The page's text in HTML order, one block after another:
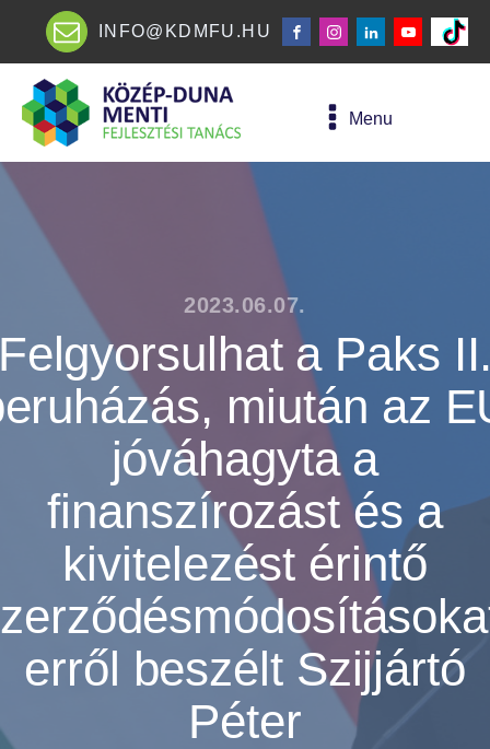
INFO@KDMFU.HU
Menu
2023.06.07.
a Paks
miután az
jóváhagyta a
finanszírozást és a
kivitelezést érintő
erről beszélt Szijjártó
Péter